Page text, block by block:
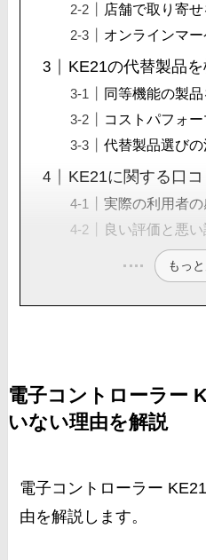
店舗で取り寄
オンラインマ
KE21の代替製品
同等機能の製
コストパフォ
代替製品選び
KE21に関する口コ
実際の利用者の
良い評価と悪
もっ
電子コントローラー
いない理由を解説
電子コントローラー
由を解説します。